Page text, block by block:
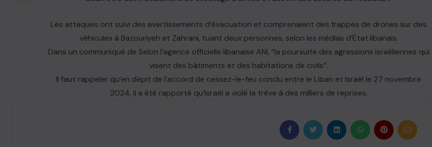
Les attaques ont suivi des avertissements d’évacuation et comprenaient des frappes de drones sur des
véhicules à Bazouriyeh et Zahrani, tuant deux personnes, selon les médias d’État libanais.
Dans un communiqué de Selon l’agence officielle libanaise ANI, “la poursuite des agressions israéliennes qui
visent des bâtiments et des habitations de civils”.
Il faut rappeler qu’en dépit de l’accord de cessez-le-feu conclu entre le Liban et Israël le 27 novembre
2024, il a été rapporté qu’Israël a violé la trêve à des milliers de reprises.